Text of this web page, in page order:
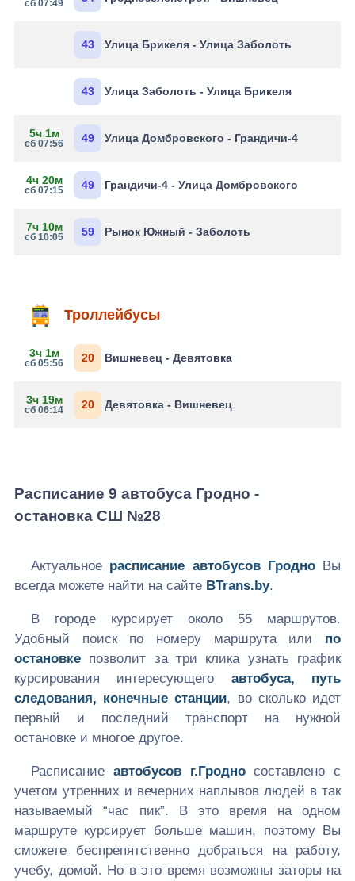
сб 07:49
43 Улица Брикеля - Улица Заболоть
43 Улица Заболоть - Улица Брикеля
5ч 1м
сб 07:56 49 Улица Домбровского - Грандичи-4
4ч 20м
сб 07:15 49 Грандичи-4 - Улица Домбровского
7ч 10м
сб 10:05 59 Рынок Южный - Заболоть
Троллейбусы
3ч 1м
сб 05:56 20 Вишневец - Девятовка
3ч 19м
сб 06:14 20 Девятовка - Вишневец
Расписание 9 автобуса Гродно -
остановка СШ №28
Актуальное расписание автобусов ГродноВы
всегда можете найти на сайте BTrans.by.
В городе курсирует около 55 маршрутов.
Удобный поиск по номеру маршрута или по
остановке позволит за три клика узнать график
курсирования интересующего автобуса, путь
следования, конечные станции, во сколько идет
первый и последний транспорт на нужной
остановке и многое другое.
Расписание автобусов г.Гродносоставлено с
учетом утренних и вечерних наплывов людей в так
называемый “час пик”. В это время на одном
маршруте курсирует больше машин, поэтому Вы
сможете беспрепятственно добраться на работу,
учебу, домой. Но в это время возможны заторы на